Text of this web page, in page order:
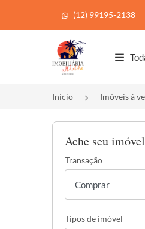
(12) 99195-2138
Página inicial
Início Imóveis à
Ache seu
Transação
Tipos de imóvel